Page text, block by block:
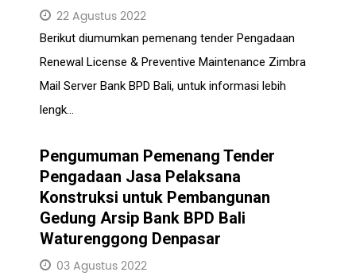
22 Agustus 2022
Berikut diumumkan pemenang tender Pengadaan
Renewal License & Preventive Maintenance Zimbra
Mail Server Bank BPD Bali, untuk informasi lebih
lengk...
Pengumuman Pemenang Tender
Pengadaan Jasa Pelaksana
Konstruksi untuk Pembangunan
Gedung Arsip Bank BPD Bali
Waturenggong Denpasar
03 Agustus 2022